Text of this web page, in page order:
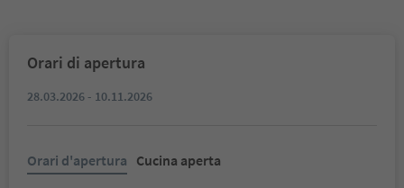
Orari di apertura
28.03.2026 - 10.11.2026
Orari d'apertura Cucina aperta